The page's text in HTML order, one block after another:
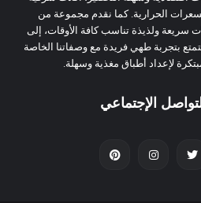
الحرارية. كما نقدم مجموعة من
سريعة ولذيذة تناسب كافة الأوقات، إلى
بتجربة طهي فريدة مع وصفاتنا الخاصة
لإعداد أطباق مغذية وسهلة.
الإجتماعي